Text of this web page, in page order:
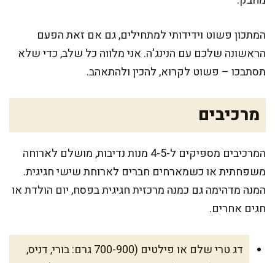
המתכון פשוט וידידותי למתחילים, גם אם זאת הפעם
הראשונה שלכם עם הנינג'ה. אני מלווה כל שלב, כדי שלא
תסתבכו – פשוט לקרוא, להכין ולהתאהב.
מרכיבים
המרכיבים מספיקים ל-4-5 מנות נדיבות, מושלם לארוחה
משפחתית או כשמארחים חברים לארוחת שישי חגיגית.
המנה מדהימה גם כמנה מרכזית חגיגית בפסח, יום הולדת או
חגים אחרים.
דג טרי שלם או פילטים (700-900 גרם: בורי, דניס,